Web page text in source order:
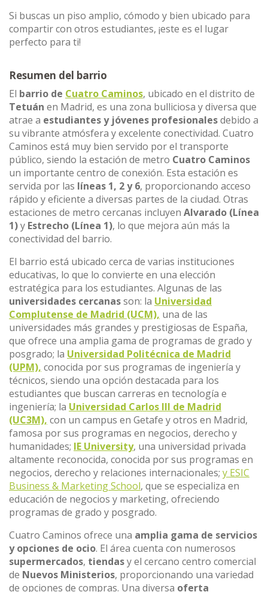
Si buscas un piso amplio, cómodo y bien ubicado para
compartir con otros estudiantes, ¡este es el lugar
perfecto para ti!
Resumen del barrio
El barrio de Cuatro Caminos, ubicado en el distrito de
Tetuán en Madrid, es una zona bulliciosa y diversa que
atrae a estudiantes y jóvenes profesionalesdebido a
su vibrante atmósfera y excelente conectividad. Cuatro
Caminos está muy bien servido por el transporte
público, siendo la estación de metro Cuatro Caminos
un importante centro de conexión. Esta estación es
servida por las líneas 1, 2 y 6, proporcionando acceso
rápido y eficiente a diversas partes de la ciudad. Otras
estaciones de metro cercanas incluyen Alvarado (Línea
1)y Estrecho (Línea 1), lo que mejora aún más la
conectividad del barrio.
El barrio está ubicado cerca de varias instituciones
educativas, lo que lo convierte en una elección
estratégica para los estudiantes. Algunas de las
universidades cercanasson: la Universidad
Complutense de Madrid (UCM), una de las
universidades más grandes y prestigiosas de España,
que ofrece una amplia gama de programas de grado y
posgrado; la Universidad Politécnica de Madrid
(UPM), conocida por sus programas de ingeniería y
técnicos, siendo una opción destacada para los
estudiantes que buscan carreras en tecnología e
ingeniería; la Universidad Carlos III de Madrid
(UC3M), con un campus en Getafe y otros en Madrid,
famosa por sus programas en negocios, derecho y
humanidades; IE University, una universidad privada
altamente reconocida, conocida por sus programas en
negocios, derecho y relaciones internacionales; y ESIC
Business & Marketing School, que se especializa en
educación de negocios y marketing, ofreciendo
programas de grado y posgrado.
Cuatro Caminos ofrece una amplia gama de servicios
y opciones de ocio. El área cuenta con numerosos
supermercados, tiendasy el cercano centro comercial
de Nuevos Ministerios, proporcionando una variedad
de opciones de compras. Una diversa oferta